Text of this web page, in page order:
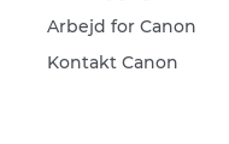
Arbejd for Canon
Kontakt Canon